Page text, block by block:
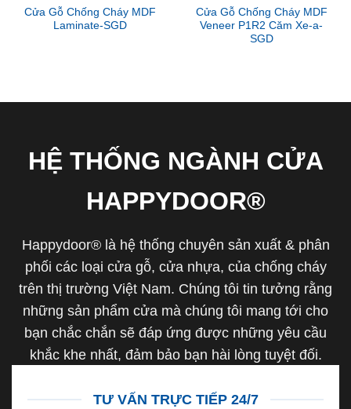
Cửa Gỗ Chống Cháy MDF
Laminate-SGD
Cửa Gỗ Chống Cháy MDF
Veneer P1R2 Căm Xe-a-
SGD
HỆ THỐNG NGÀNH CỬA
HAPPYDOOR®
Happydoor® là hệ thống chuyên sản xuất & phân
phối các loại cửa gỗ, cửa nhựa, của chống cháy
trên thị trường Việt Nam. Chúng tôi tin tưởng rằng
những sản phẩm cửa mà chúng tôi mang tới cho
bạn chắc chắn sẽ đáp ứng được những yêu cầu
khắc khe nhất, đảm bảo bạn hài lòng tuyệt đối.
TƯ VẤN TRỰC TIẾP 24/7